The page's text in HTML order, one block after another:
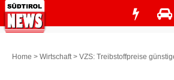
Home > Wirtschaft> VZS: Treibstoffpreise